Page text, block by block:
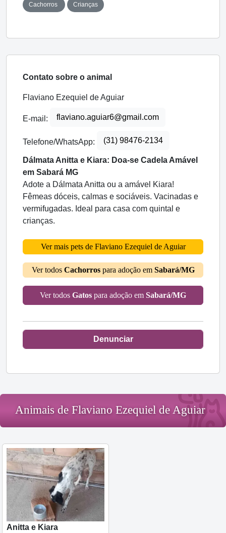
Cachorros Crianças
Contato sobre o animal
Flaviano Ezequiel de Aguiar
E-mail: flaviano.aguiar6@gmail.com
Telefone/WhatsApp: (31) 98476-2134
Dálmata Anitta e Kiara: Doa-se Cadela Amável
em Sabará MG
Adote a Dálmata Anitta ou a amável Kiara!
Fêmeas dóceis, calmas e sociáveis. Vacinadas e
vermifugadas. Ideal para casa com quintal e
crianças.
Ver mais pets de Flaviano Ezequiel de Aguiar
Ver todos Cachorrospara adoção em Sabará/MG
Ver todos Gatos para adoção em Sabará/MG
Denunciar
Animais de Flaviano Ezequiel de Aguiar
Anitta e Kiara